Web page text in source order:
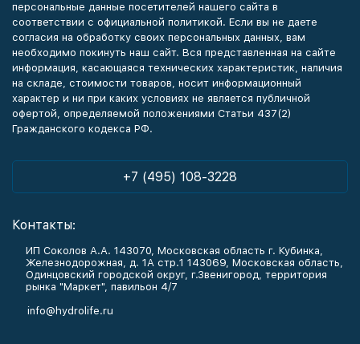
персональные данные посетителей нашего сайта в
соответствии с официальной политикой. Если вы не даете
согласия на обработку своих персональных данных, вам
необходимо покинуть наш сайт. Вся представленная на сайте
информация, касающаяся технических характеристик, наличия
на складе, стоимости товаров, носит информационный
характер и ни при каких условиях не является публичной
офертой, определяемой положениями Статьи 437(2)
Гражданского кодекса РФ.
+7 (495) 108-3228
Контакты:
ИП Соколов А.А. 143070, Московская область г. Кубинка,
Железнодорожная, д. 1А стр.1 143069, Московская область,
Одинцовский городской округ, г.Звенигород, территория
рынка "Маркет", павильон 4/7
info@hydrolife.ru